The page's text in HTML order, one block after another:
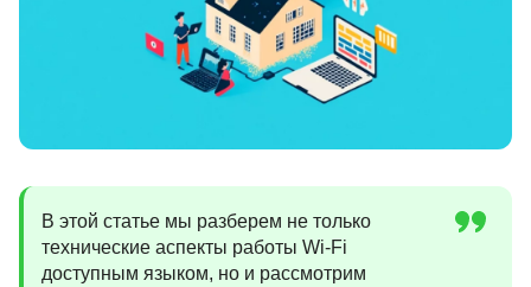
В этой статье мы разберем не только
технические аспекты работы Wi-Fi
доступным языком, но и рассмотрим
Акции и промокоды
Рейтинг онлайн-школ